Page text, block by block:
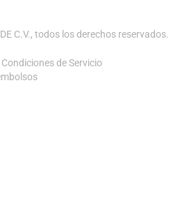
C.V., todos los derechos reservados.
de Servicio